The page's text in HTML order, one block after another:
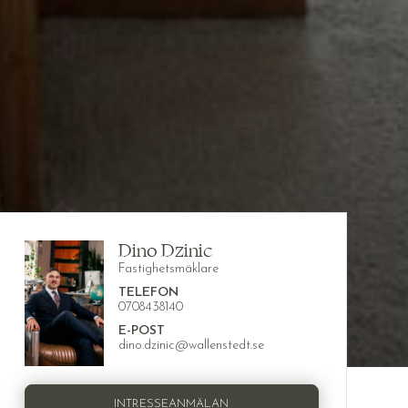
Dino Dzinic
Fastighetsmäklare
TELEFON
0708438140
E-POST
dino.dzinic@wallenstedt.se
INTRESSEANMÄLAN